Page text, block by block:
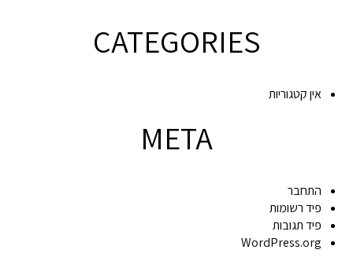
CATEGORIES
אין קטגוריות
META
התחבר
פיד רשומות
פיד תגובות
WordPress.org